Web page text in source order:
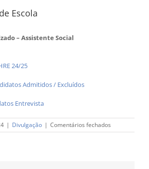
Escola
– Assistente Social
24/25
Admitidos / Excluídos
Entrevista
| Divulgação | Comentários fechados
Contratação